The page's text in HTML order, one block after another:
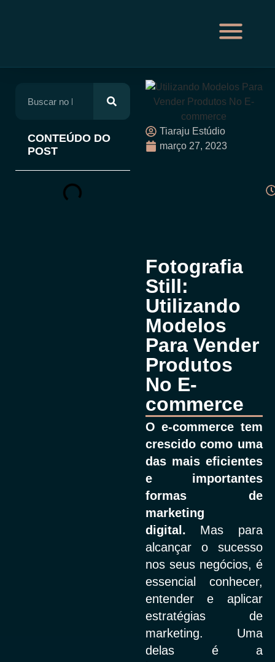
Tiaraju Estúdio
março 27, 2023
Fotografia
Still:
Utilizando
Modelos
Para Vender
Produtos
No E-
commerce
O e-commerce tem
crescido como uma
das mais eficientes
e importantes
formas de
marketing
digital. Mas para
alcançar o sucesso
nos seus negócios, é
essencial conhecer,
entender e aplicar
estratégias de
marketing. Uma
delas é a
CONTEÚDO DO
POST